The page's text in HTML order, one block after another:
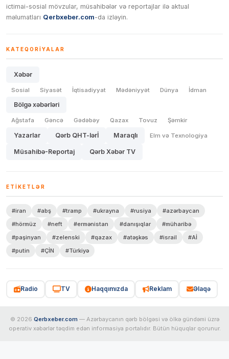
ictimai-sosial mövzular, müsahibələr və reportajlar ilə aktual
məlumatları Qerbxeber.com-da izləyin.
KATEQORIYALAR
Xəbər
Sosial Siyasət İqtisadiyyat Mədəniyyət Dünya İdman
Bölgə xəbərləri
Ağstafa Gəncə Gədəbəy Qazax Tovuz Şəmkir
Yazarlar Qərb QHT-lərİ Maraqlı Elm və Texnologiya
Müsahibə-Reportaj Qərb Xəbər TV
ETIKETLƏR
#iran #abş #tramp #ukrayna #rusiya
#azərbaycan
#hörmüz
#neft #ermənistan #danışıqlar
#müharibə
#paşinyan
#zelenski #qazax #atəşkəs #israil
#Aİ
#putin
#ÇİN #Türkiyə
Radio TV Haqqımızda Reklam Əlaqə
© 2026 Qerbxeber.com — Azərbaycanın qərb bölgəsi və ölkə gündəmi üzrə
operativ xəbərlər təqdim edən informasiya portalıdır. Bütün hüquqlar qorunur.